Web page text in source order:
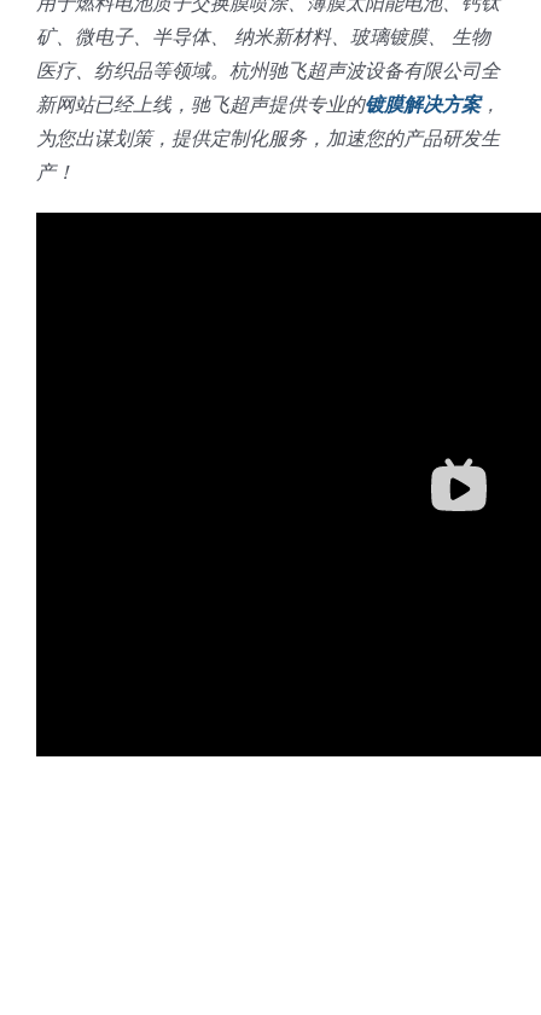
矿、微电子、半导体、 纳米新材料、玻璃镀膜、 生物
医疗、纺织品等领域。杭州驰飞超声波设备有限公司全
新网站已经上线，驰飞超声提供专业的镀膜解决方案，
为您出谋划策，提供定制化服务，加速您的产品研发生
产！